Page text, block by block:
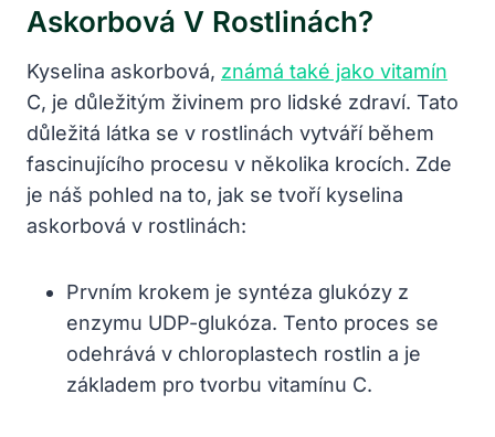
Askorbová V Rostlinách?
Kyselina askorbová, známá také jako vitamín
C, je důležitým živinem pro lidské zdraví. Tato
důležitá látka se v rostlinách vytváří během
fascinujícího procesu v několika krocích. Zde
je náš pohled na to, jak se tvoří kyselina
askorbová v rostlinách:
Prvním krokem je syntéza glukózy z
enzymu UDP-glukóza. Tento proces se
odehrává v chloroplastech rostlin a je
základem pro tvorbu vitamínu C.